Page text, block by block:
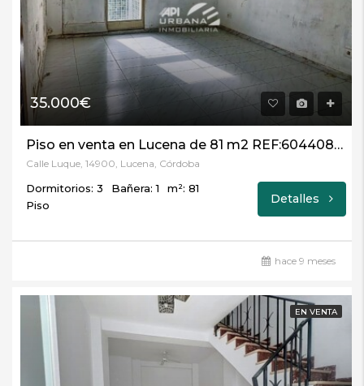
35.000€
Piso en venta en Lucena de 81 m2 REF:60440821
Calle Luque, 14900, Lucena, Córdoba
Dormitorios: 3 Bañera: 1
m²: 81
Piso
Detalles
hace 9 meses
EN VENTA